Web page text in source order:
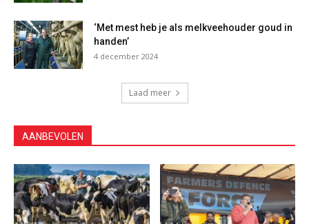
‘Met mest heb je als melkveehouder goud in
handen’
4 december 2024
Laad meer
AANBEVOLEN